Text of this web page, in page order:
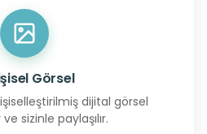
Görsel
dijital görsel
sizinle paylaşılır.